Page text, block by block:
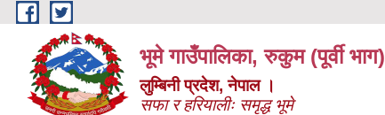
Skip to main content
भूमे गाउँपालिका, रुकुम (पूर्वी भाग)
लुम्बिनी प्रदेश, नेपाल ।
सफा र हरियालीः समृद्ध भूमे